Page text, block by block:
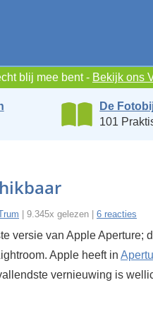
blij mee bent - Bekijk ons
De
101
| 9.345x gelezen | 6 reacties
versie van Apple Aperture;
Apple heeft in
vernieuwing is